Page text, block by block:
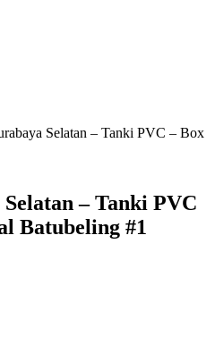
Selatan – Tanki PVC – Box
– Tanki PVC
Batubeling #1